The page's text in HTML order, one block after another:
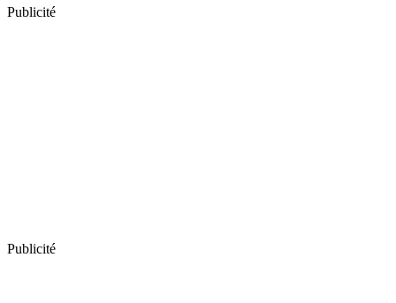
Publicité
Publicité